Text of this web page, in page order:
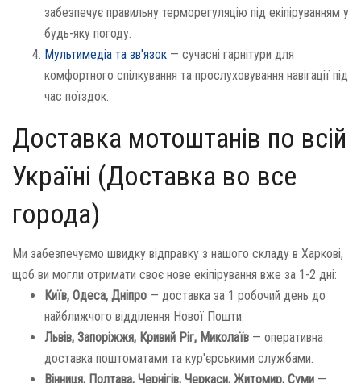
забезпечує правильну терморегуляцію під екіпіруванням у
будь-яку погоду.
Мультимедіа та зв'язок — сучасні гарнітури для
комфортного спілкування та прослуховування навігації під
час поїздок.
Доставка мотоштанів по всій
Україні (Доставка во все
города)
Ми забезпечуємо швидку відправку з нашого складу в Харкові,
щоб ви могли отримати своє нове екіпірування вже за 1-2 дні:
Київ, Одеса, Дніпро — доставка за 1 робочий день до
найближчого відділення Нової Пошти.
Львів, Запоріжжя, Кривий Ріг, Миколаїв — оперативна
доставка поштоматами та кур'єрськими службами.
Вінниця, Полтава, Чернігів, Черкаси, Житомир, Суми —